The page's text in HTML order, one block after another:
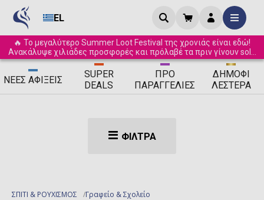
EL
🔥 Το μεγαλύτερο Summer Loot Festival της χρονιάς είναι εδώ!
Ανακάλυψε χιλιάδες προσφορές και πρόλαβέ τα πριν γίνουν sold
out! ☀️
ΝΈΕΣ ΑΦΊΞΕΙΣ
SUPER
DEALS
ΠΡΟ
ΠΑΡΑΓΓΕΛΊΕΣ
ΔΗΜΟΦΙ
ΛΈΣΤΕΡΑ
ΦΊΛΤΡΑ
ΣΠΙΤΙ & ΡΟΥΧΙΣΜΟΣ Γραφείο & Σχολείο